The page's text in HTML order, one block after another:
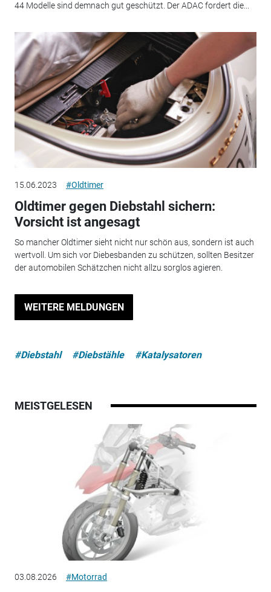
44 Modelle sind demnach gut geschützt. Der ADAC fordert die...
15.06.2023 #Oldtimer
Oldtimer gegen Diebstahl sichern:
Vorsicht ist angesagt
So mancher Oldtimer sieht nicht nur schön aus, sondern ist auch
wertvoll. Um sich vor Diebesbanden zu schützen, sollten Besitzer
der automobilen Schätzchen nicht allzu sorglos agieren.
WEITERE MELDUNGEN
#Diebstahl #Diebstähle #Katalysatoren
MEISTGELESEN
03.08.2026 #Motorrad